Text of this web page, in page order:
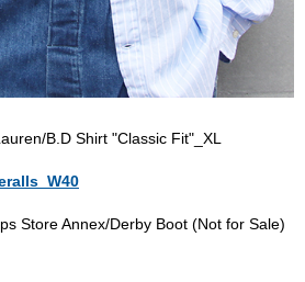
B.D Shirt "Classic Fit"_XL
Store Annex/Derby Boot (Not for Sale)